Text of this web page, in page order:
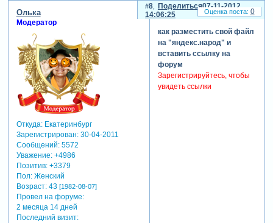
Поделиться
8
07-11-2012
14:06:25
Олька
Модератор
Откуда:Екатеринбург
Зарегистрирован: 30-04-2011
Сообщений:5572
Уважение: +4986
Позитив: +3379
Пол:Женский
Возраст:43 [1982-08-07]
Провел на форуме:
2 месяца 14 дней
Последний визит:
как разместить свой файл
на "яндекс.народ" и
вставить ссылку на
форум
Зарегистрируйтесь, чтобы
увидеть ссылки
0